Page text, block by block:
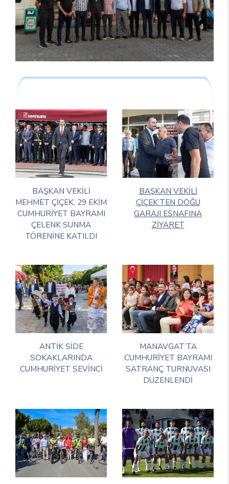
BAŞKAN VEKİLİ
MEHMET ÇİÇEK, 29 EKİM
CUMHURİYET BAYRAMI
ÇELENK SUNMA
TÖRENİNE KATILDI
BAŞKAN VEKİLİ
ÇİÇEK’TEN DOĞU
GARAJI ESNAFINA
ZİYARET
ANTİK SİDE
SOKAKLARINDA
CUMHURİYET SEVİNCİ
MANAVGAT’TA
CUMHURİYET BAYRAMI
SATRANÇ TURNUVASI
DÜZENLENDİ